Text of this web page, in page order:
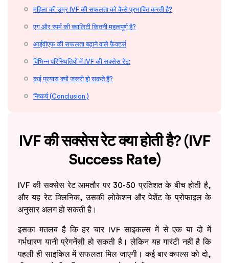
महिला की उम्र IVF की सफलता को कैसे प्रभावित करती है?
एग और स्पर्म की क्वालिटी कितनी महत्वपूर्ण है?
आईवीएफ की सफलता बढ़ाने वाले फ़ैक्टर्स
विभिन्न परिस्थितियों में IVF की सक्सेस रेट:
कई प्रयास क्यों जरूरी हो सकते हैं?
निष्कर्ष (Conclusion )
IVF की सक्सेस रेट क्या होती है? (IVF
Success Rate)
IVF की सक्सेस रेट आमतौर पर 30-50 प्रतिशत के बीच होती है,
और यह रेट क्लिनिक, उसकी लोकेशन और पेशेंट के प्रोफाइल के
अनुसार अलग हो सकती है।
इसका मतलब है कि हर चार IVF साइकल्स में से एक या दो में
गर्भधारण यानी प्रेगनेंसी हो सकती है। लेकिन यह गारंटी नहीं है कि
पहली ही साइकिल में सफलता मिल जाएगी। कई बार कपल्स को दो,